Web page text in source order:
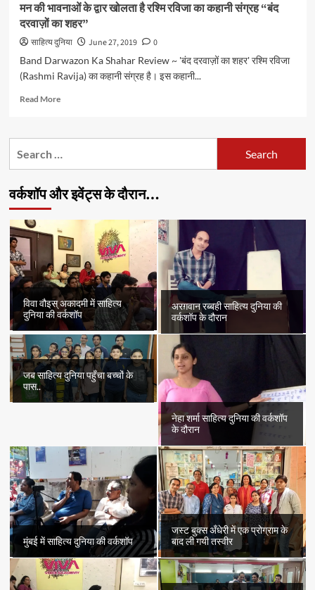
मन की भावनाओं के द्वार खोलता है रश्मि रविजा का कहानी संग्रह “बंद
दरवाज़ों का शहर”
साहित्य दुनिया June 27, 2019
0
Band Darwazon Ka Shahar Review ~ 'बंद दरवाज़ों का शहर' रश्मि रविजा
(Rashmi Ravija) का कहानी संग्रह है। इस कहानी...
Read MoreRead
मन
द्वार
खोलता
है
रश्मि
रविजा
का
कहानी
संग्रह
“बंद
दरवाज़ों
का
शहर”
वर्कशॉप और इवेंट्स के दौरान…
विवा वौइस् अकादमी में साहित्य
दुनिया की वर्कशॉप
अरग़वान रब्बही साहित्य दुनिया की
वर्कशॉप के दौरान
जब साहित्य दुनिया पहुँचा बच्चों के
पास..
नेहा शर्मा साहित्य दुनिया की वर्कशॉप
के दौरान
मुंबई में साहित्य दुनिया की वर्कशॉप
जस्ट बुक्स अँधेरी में एक प्रोग्राम के
बाद ली गयी तस्वीर